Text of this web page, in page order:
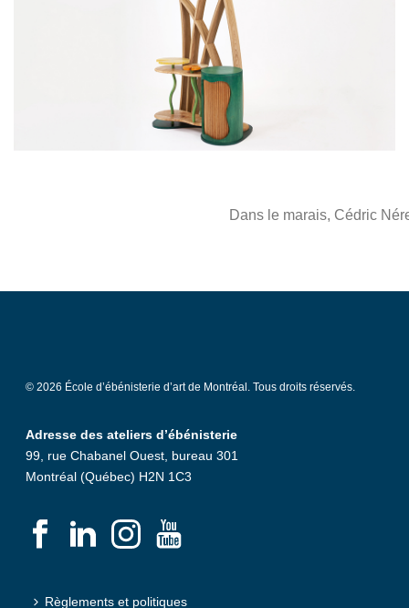
Dans le marais, Cédric
© 2026 École d’ébénisterie d’art de Montréal. Tous droits réservés.
Adresse des ateliers d’ébénisterie
99, rue Chabanel Ouest, bureau 301
Montréal (Québec) H2N 1C3
Règlements et politiques